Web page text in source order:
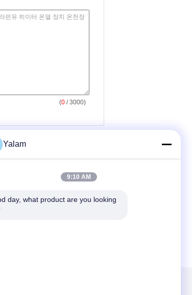
(0 / 3000)
격렬
Yalam
9:10 AM
day, what product are you looking